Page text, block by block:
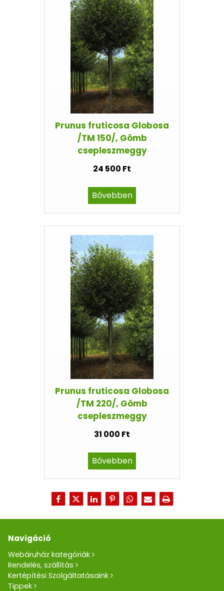
Prunus fruticosa Globosa
/TM 150/, Gömb
csepleszmeggy
24 500 Ft
Bővebben
Prunus fruticosa Globosa
/TM 220/, Gömb
csepleszmeggy
31 000 Ft
Bővebben
Navigáció
Webáruház kategóriák
Rendelés, szállítás
Kertépítési Szolgáltatásaink
Tippek